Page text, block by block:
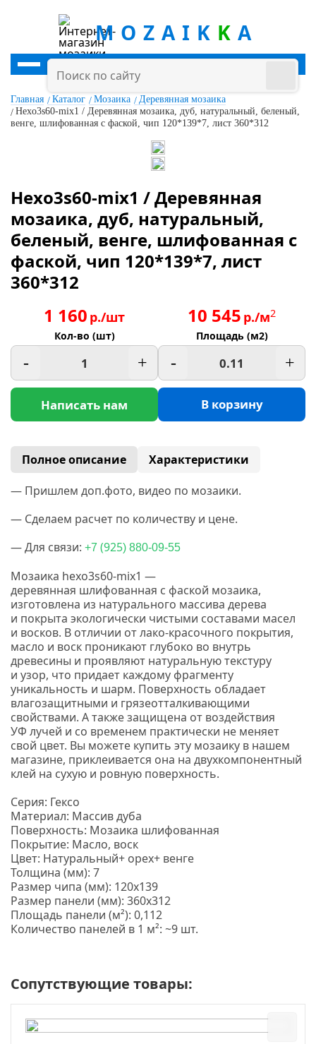
MOZAIK K A
Главная Каталог Мозаика
Деревянная мозаика
Hexo3s60-mix1 / Деревянная мозаика, дуб, натуральный, беленый,
венге, шлифованная с фаской, чип 120*139*7, лист 360*312
Hexo3s60-mix1 / Деревянная
мозаика, дуб, натуральный,
беленый, венге, шлифованная с
фаской, чип 120*139*7, лист
360*312
1 160 р./шт
Кол-во (шт)
- +
Написать нам
10 545 р./м2
Площадь (м2)
- +
В корзину
Полное описание
Характеристики
— Пришлем доп.фото, видео по мозаики.
— Сделаем расчет по количеству и цене.
— Для связи: +7 (925) 880-09-55
Мозаика hexo3s60-mix1 —
деревянная шлифованная с фаской мозаика,
изготовлена из натурального массива дерева
и покрыта экологически чистыми составами масел
и восков. В отличии от лако-красочного покрытия,
масло и воск проникают глубоко во внутрь
древесины и проявляют натуральную текстуру
и узор, что придает каждому фрагменту
уникальность и шарм. Поверхность обладает
влагозащитными и грязеотталкивающими
свойствами. А также защищена от воздействия
УФ лучей и со временем практически не меняет
свой цвет. Вы можете купить эту мозаику в нашем
магазине, приклеивается она на двухкомпонентный
клей на сухую и ровную поверхность.
Серия: Гексо
Материал: Массив дуба
Поверхность: Мозаика шлифованная
Покрытие: Масло, воск
Цвет: Натуральный+ орех+ венге
Толщина (мм): 7
Размер чипа (мм): 120х139
Размер панели (мм): 360х312
Площадь панели (м²): 0,112
Количество панелей в 1 м²: ~9 шт.
Сопутствующие товары: